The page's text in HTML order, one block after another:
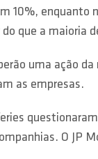
10%, enquanto
que a maioria
uma ação
as empresas.
O JP